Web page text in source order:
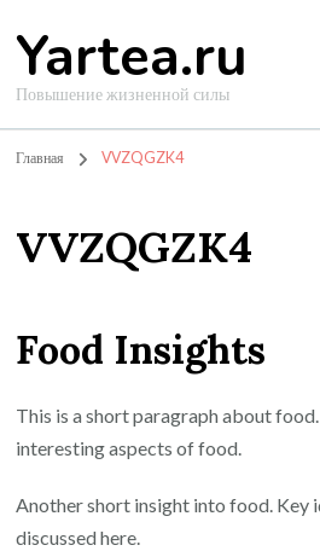
Yartea.ru
Повышение жизненной силы
Главная VVZQGZK4
VVZQGZK4
Food Insights
This is a short paragraph about
interesting aspects of food.
Another short insight into food. Key
discussed here.